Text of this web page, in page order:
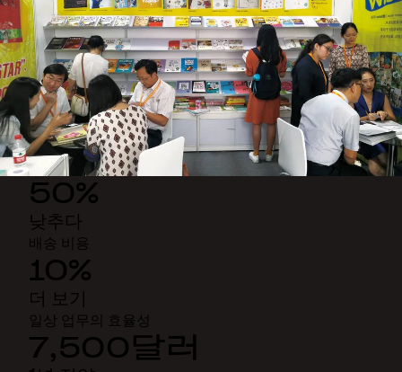
50%
낮추다
배송 비용
10%
더 보기
일상 업무의 효율성
7,500달러